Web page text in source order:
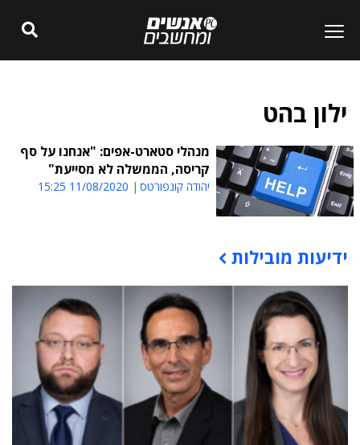
ילון בהט
מנהלי סטארט-אפים: "אנחנו על סף
קריסה, הממשלה לא מסייעת"
יהודה קונפורטס 11/08/2020 15:25
תוכן פרסומי
ידיעות מובילות